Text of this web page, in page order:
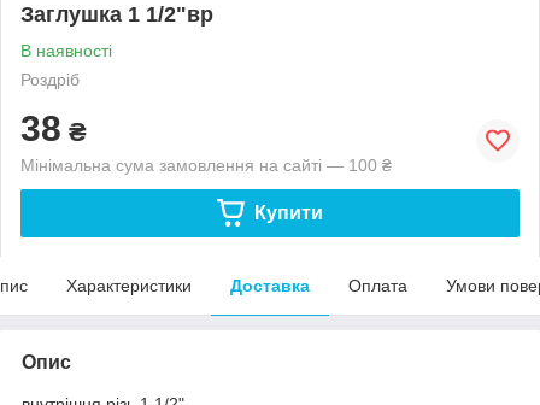
Заглушка 1 1/2"вр
В наявності
Роздріб
38 ₴
Мінімальна сума замовлення на сайті — 100 ₴
Купити
Характеристики Доставка Оплата Умови
Опис